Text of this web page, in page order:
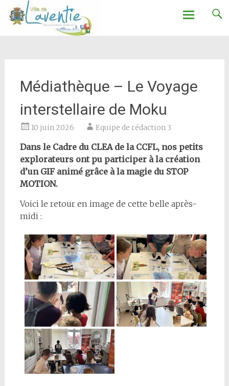
Ville de Laventie
Médiathèque – Le Voyage
interstellaire de Moku
10 juin 2026 Equipe de rédaction 3
Dans le Cadre du CLEA de la CCFL, nos petits
explorateurs ont pu participer à la création
d’un GIF animé grâce à la magie du STOP
MOTION.
Voici le retour en image de cette belle après-
midi :